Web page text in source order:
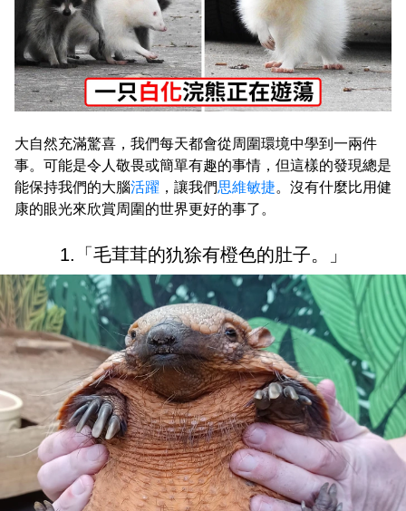
大自然充滿驚喜，我們每天都會從周圍環境中學到一兩件
事。可能是令人敬畏或簡單有趣的事情，但這樣的發現總是
能保持我們的大腦活躍 ，讓我們思維敏捷。沒有什麼比用健
康的眼光來欣賞周圍的世界更好的事了。
1.「毛茸茸的犰狳有橙色的肚子。」